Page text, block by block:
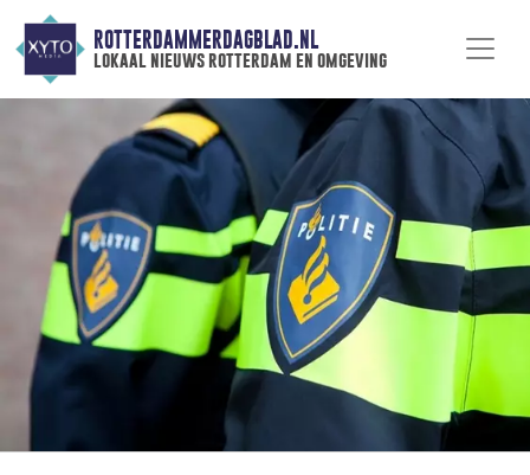
ROTTERDAMMERDAGBLAD.NL
lokaal nieuws rotterdam en omgeving